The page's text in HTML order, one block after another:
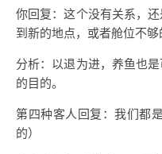
你回复：这个没有关系，
到新的地点，或者舱位不够
分析：以退为进，养鱼也
的目的。
第四种客人回复：我们都
的）